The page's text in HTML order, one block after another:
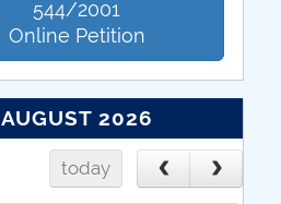
544/2001
Online Petition
AUGUST 2026
today